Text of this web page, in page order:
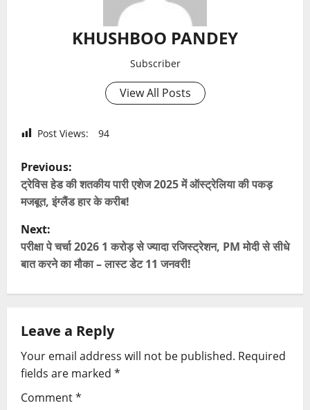
KHUSHBOO PANDEY
Subscriber
View All Posts
Post Views: 94
P
o
s
t
v
i
g
Previous:
ट्रेविस हेड की शतकीय पारी एशेज 2025 में ऑस्ट्रेलिया की पकड़
मजबूत, इंग्लैंड हार के करीब!
Next:
परीक्षा पे चर्चा 2026 1 करोड़ से ज्यादा रजिस्ट्रेशन, PM मोदी से सीधे
बात करने का मौका – लास्ट डेट 11 जनवरी!
Leave a Reply
Your email address will not be published. Required
fields are marked *
Comment*